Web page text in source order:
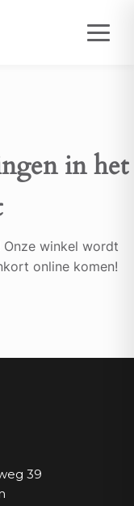
in het
winkel wordt
online komen!
39